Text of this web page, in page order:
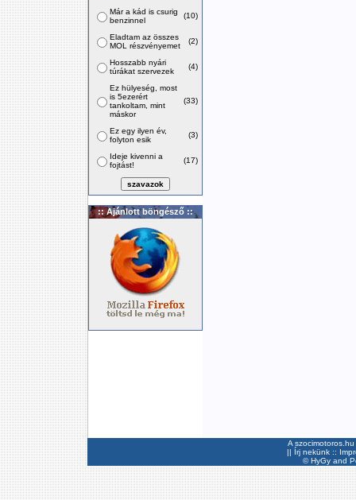
Már a kád is csurig
benzinnel
(10)
Eladtam az összes
MOL részvényemet
(2)
Hosszabb nyári
túrákat szervezek
(4)
Ez hülyeség, most
is 5ezerért
tankoltam, mint
máskor
(33)
Ez egy ilyen év,
folyton esik
(3)
Ideje kivenni a
fojtást!
(17)
:: Ajánlott böngésző ::
A
|| Írj nekünk ::
©HyGyand